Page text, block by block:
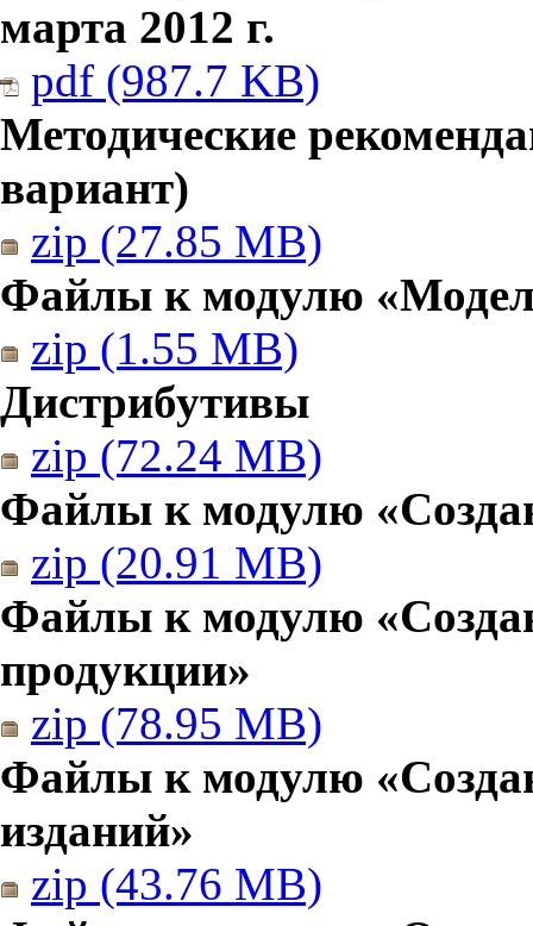
марта 2012 г.
pdf (987.7 KB)
Методические
вариант)
zip (27.85 MB)
Файлы к модулю
zip (1.55 MB)
Дистрибутивы
zip (72.24 MB)
Файлы к модулю
zip (20.91 MB)
Файлы к модулю
продукции»
zip (78.95 MB)
Файлы к модулю
изданий»
zip (43.76 MB)